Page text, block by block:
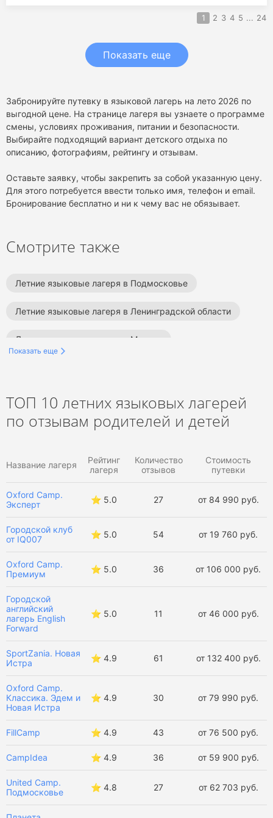
1 2 3 4 5 ... 24
Показать еще
Забронируйте путевку в языковой лагерь на лето 2026 по
выгодной цене. На странице лагеря вы узнаете о программе
смены, условиях проживания, питании и безопасности.
Выбирайте подходящий вариант детского отдыха по
описанию, фотографиям, рейтингу и отзывам.
Оставьте заявку, чтобы закрепить за собой указанную цену.
Для этого потребуется ввести только имя, телефон и email.
Бронирование бесплатно и ни к чему вас не обязывает.
Смотрите также
Летние языковые лагеря в Подмосковье
Летние языковые лагеря в Ленинградской области
Летние языковые лагеря в Москве
Летние языковые лагеря за границей
Детские языковые лагеря Детские лагеря на лето
Показать еще
ТОП 10 летних языковых лагерей
по отзывам родителей и детей
Название лагеря
Рейтинг
лагеря
Количество
отзывов
Стоимость
путевки
Oxford Camp.
Эксперт
⭐️ 5.0 27 от 84 990 руб.
Городской клуб
от IQ007
⭐️ 5.0 54 от 19 760 руб.
Oxford Camp.
Премиум
⭐️ 5.0 36 от 106 000 руб.
Городской
английский
лагерь English
Forward
⭐️ 5.0 11 от 46 000 руб.
SportZania. Новая
Истра
⭐️ 4.9 61 от 132 400 руб.
Oxford Camp.
Классика. Эдем и
Новая Истра
⭐️ 4.9 30 от 79 990 руб.
FillCamp ⭐️ 4.9 43 от 76 500 руб.
CampIdea ⭐️ 4.9 36 от 59 900 руб.
United Camp.
Подмосковье
⭐️ 4.8 27 от 62 703 руб.